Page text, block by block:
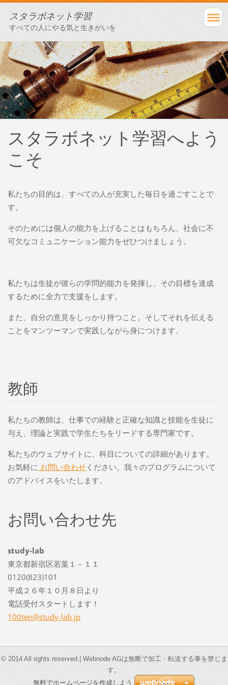
スタラボネット学習
すべての人にやる気と生きがいを
スタラボネット学習へよう
こそ
私たちの目的は、すべての人が充実した毎日を過ごすことで
す。
そのためには個人の能力を上げることはもちろん、社会に不
可欠なコミュニケーション能力をぜひつけましょう。
私たちは生徒が彼らの学問的能力を発揮し、その目標を達成
するために全力で支援をします。
また、自分の意見をしっかり持つこと。そしてそれを伝える
ことをマンツーマンで実践しながら身につけます。
教師
私たちの教師は、仕事での経験と正確な知識と技能を生徒に
与え、理論と実践で学生たちをリードする専門家です。
私たちのウェブサイトに、科目についての詳細があります。
お気軽に お問い合わせください。我々のプログラムについて
のアドバイスをいたします。
お問い合わせ先
study-lab
東京都新宿区若葉１－１１
0120(823)101
平成２６年１０月８日より
電話受付スタートします！
100ten@study-lab.jp
© 2014 All rights reserved.| Webnode AGは無断で加工・転送する事を禁じま
す。
無料でホームページを作成しよう